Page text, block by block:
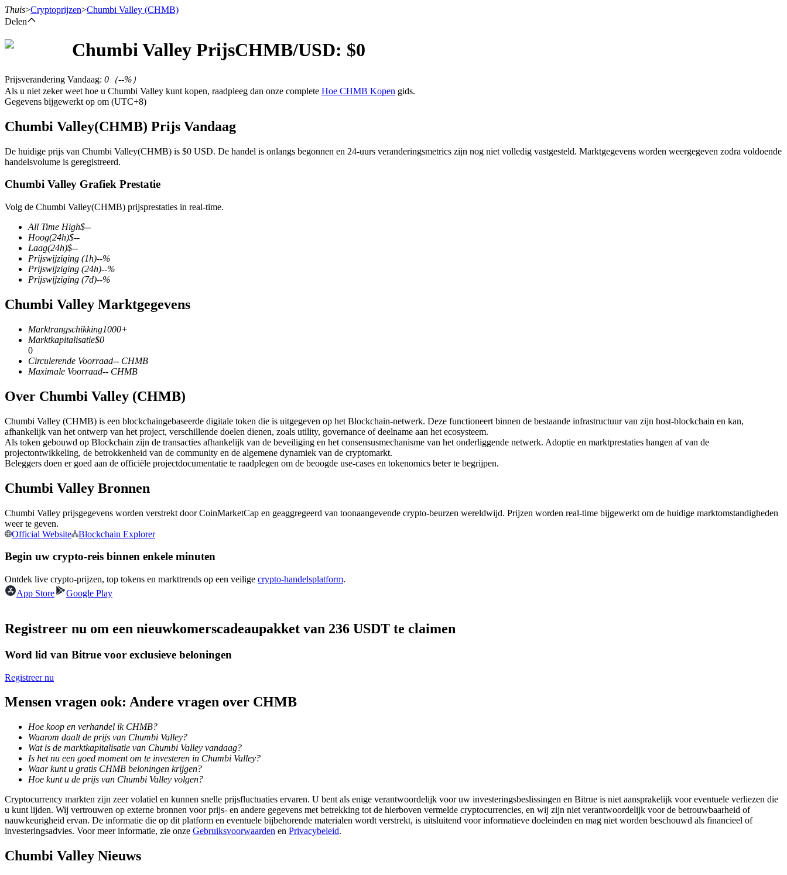
Cryptocurrency-futures
TradFi
Derivaten voor aandelen, forex, edelmetalen en grondstoffen
USDC-futures
Futures met USDC als onderpand
Kopiëren Handel
Sluit je aan bij top traders
Word een Copy Trader
Geniet van winstdeling en copy trading commissies
Thuis>Cryptoprijzen>Chumbi Valley (CHMB)
Delen
Chumbi Valley PrijsCHMB/USD: $0
Prijsverandering Vandaag: 0 （--%）
Als u niet zeker weet hoe u Chumbi Valley kunt kopen, raadpleeg dan onze complete Hoe CHMB Kopen gids.
Gegevens bijgewerkt op om (UTC+8)
Chumbi Valley(CHMB) Prijs Vandaag
De huidige prijs van Chumbi Valley(CHMB) is $0 USD. De handel is onlangs begonnen en 24-uurs veranderingsmetrics zijn nog niet volledig vastgesteld. Marktgegevens worden weergegeven zodra voldoende
handelsvolume is geregistreerd.
Chumbi Valley Grafiek Prestatie
Volg de Chumbi Valley(CHMB) prijsprestaties in real-time.
All Time High$--
Hoog(24h)$--
Laag(24h)$--
Prijswijziging (1h)--%
Prijswijziging (24h)--%
Prijswijziging (7d)--%
Chumbi Valley Marktgegevens
Marktrangschikking1000+
Marktkapitalisatie$0
0
Circulerende Voorraad-- CHMB
Maximale Voorraad-- CHMB
Over Chumbi Valley (CHMB)
Chumbi Valley (CHMB) is een blockchaingebaseerde digitale token die is uitgegeven op het Blockchain-netwerk. Deze functioneert binnen de bestaande infrastructuur van zijn host-blockchain en kan,
afhankelijk van het ontwerp van het project, verschillende doelen dienen, zoals utility, governance of deelname aan het ecosysteem.
Als token gebouwd op Blockchain zijn de transacties afhankelijk van de beveiliging en het consensusmechanisme van het onderliggende netwerk. Adoptie en marktprestaties hangen af van de
projectontwikkeling, de betrokkenheid van de community en de algemene dynamiek van de cryptomarkt.
Beleggers doen er goed aan de officiële projectdocumentatie te raadplegen om de beoogde use-cases en tokenomics beter te begrijpen.
Chumbi Valley Bronnen
Chumbi Valley prijsgegevens worden verstrekt door CoinMarketCap en geaggregeerd van toonaangevende crypto-beurzen wereldwijd. Prijzen worden real-time bijgewerkt om de huidige marktomstandigheden
weer te geven.
Official Website
Blockchain Explorer
Begin uw crypto-reis binnen enkele minuten
Ontdek live crypto-prijzen, top tokens en markttrends op een veilige crypto-handelsplatform.
App Store
Google Play
Registreer nu om een nieuwkomerscadeaupakket van 236 USDT te claimen
Word lid van Bitrue voor exclusieve beloningen
Registreer nu
Mensen vragen ook: Andere vragen over CHMB
Hoe koop en verhandel ik CHMB?
Waarom daalt de prijs van Chumbi Valley?
Wat is de marktkapitalisatie van Chumbi Valley vandaag?
Is het nu een goed moment om te investeren in Chumbi Valley?
Waar kunt u gratis CHMB beloningen krijgen?
Hoe kunt u de prijs van Chumbi Valley volgen?
Cryptocurrency markten zijn zeer volatiel en kunnen snelle prijsfluctuaties ervaren. U bent als enige verantwoordelijk voor uw investeringsbeslissingen en Bitrue is niet aansprakelijk voor eventuele verliezen die
u kunt lijden. Wij vertrouwen op externe bronnen voor prijs- en andere gegevens met betrekking tot de hierboven vermelde cryptocurrencies, en wij zijn niet verantwoordelijk voor de betrouwbaarheid of
nauwkeurigheid ervan. De informatie die op dit platform en eventuele bijbehorende materialen wordt verstrekt, is uitsluitend voor informatieve doeleinden en mag niet worden beschouwd als financieel of
investeringsadvies. Voor meer informatie, zie onze Gebruiksvoorwaarden en Privacybeleid.
Chumbi Valley Nieuws